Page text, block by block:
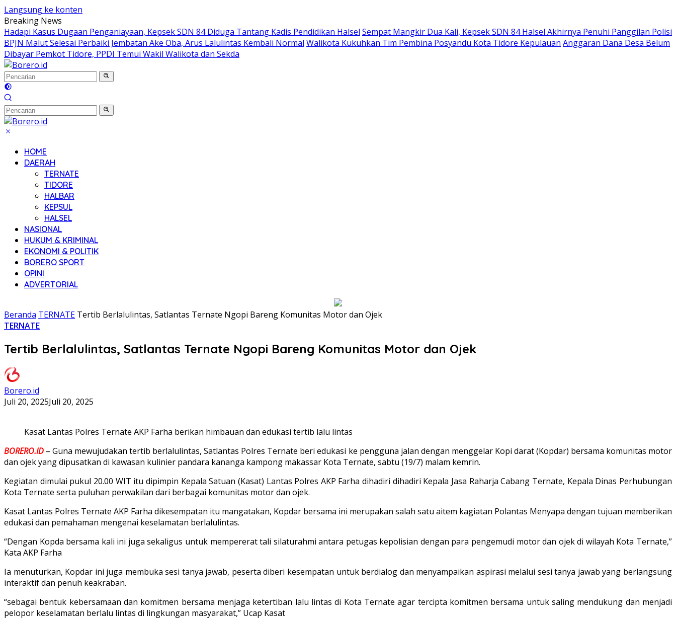
Langsung ke konten
Breaking News
Hadapi Kasus Dugaan Penganiayaan, Kepsek SDN 84 Diduga Tantang Kadis Pendidikan Halsel Sempat Mangkir Dua Kali, Kepsek SDN 84 Halsel Akhirnya Penuhi Panggilan Polisi
BPJN Malut Selesai Perbaiki Jembatan Ake Oba, Arus Lalulintas Kembali Normal Walikota Kukuhkan Tim Pembina Posyandu Kota Tidore Kepulauan Anggaran Dana Desa Belum
Dibayar Pemkot Tidore, PPDI Temui Wakil Walikota dan Sekda
HOME
DAERAH
TERNATE
TIDORE
HALBAR
KEPSUL
HALSEL
NASIONAL
HUKUM & KRIMINAL
EKONOMI & POLITIK
BORERO SPORT
OPINI
ADVERTORIAL
Beranda TERNATE Tertib Berlalulintas, Satlantas Ternate Ngopi Bareng Komunitas Motor dan Ojek
TERNATE
Tertib Berlalulintas, Satlantas Ternate Ngopi Bareng Komunitas Motor dan Ojek
Borero.id
Juli 20, 2025Juli 20, 2025
Kasat Lantas Polres Ternate AKP Farha berikan himbauan dan edukasi tertib lalu lintas
BORERO.ID – Guna mewujudakan tertib berlalulintas, Satlantas Polres Ternate beri edukasi ke pengguna jalan dengan menggelar Kopi darat (Kopdar) bersama komunitas motor
dan ojek yang dipusatkan di kawasan kulinier pandara kananga kampong makassar Kota Ternate, sabtu (19/7) malam kemrin.
Kegiatan dimulai pukul 20.00 WIT itu dipimpin Kepala Satuan (Kasat) Lantas Polres AKP Farha dihadiri dihadiri Kepala Jasa Raharja Cabang Ternate, Kepala Dinas Perhubungan
Kota Ternate serta puluhan perwakilan dari berbagai komunitas motor dan ojek.
Kasat Lantas Polres Ternate AKP Farha dikesempatan itu mangatakan, Kopdar bersama ini merupakan salah satu aitem kagiatan Polantas Menyapa dengan tujuan memberikan
edukasi dan pemahaman mengenai keselamatan berlalulintas.
“Dengan Kopda bersama kali ini juga sekaligus untuk mempererat tali silaturahmi antara petugas kepolisian dengan para pengemudi motor dan ojek di wilayah Kota Ternate,”
Kata AKP Farha
Ia menuturkan, Kopdar ini juga membuka sesi tanya jawab, peserta diberi kesempatan untuk berdialog dan menyampaikan aspirasi melalui sesi tanya jawab yang berlangsung
interaktif dan penuh keakraban.
“sebagai bentuk kebersamaan dan komitmen bersama menjaga ketertiban lalu lintas di Kota Ternate agar tercipta komitmen bersama untuk saling mendukung dan menjadi
pelopor keselamatan berlalu lintas di lingkungan masyarakat,” Ucap Kasat